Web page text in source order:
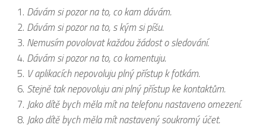
Dávám si pozor na to, co kam dávám.
Dávám si pozor na to, s kým si píšu.
Nemusím povolovat každou žádost o sledování.
Dávám si pozor na to, co komentuju.
V aplikacích nepovoluju plný přístup k fotkám.
Stejně tak nepovoluju ani plný přístup ke kontaktům.
Jako dítě bych měla mít na telefonu nastaveno omezení.
Jako dítě bych měla mít nastavený soukromý účet.